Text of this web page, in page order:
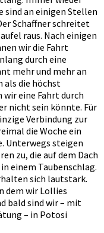
sind an einigen Stellen
Schaffner schreitet
raus. Nach einigen
wir die Fahrt
durch eine
mehr und mehr an
als die höchst
eine Fahrt durch
nicht sein könnte. Für
Verbindung zur
die Woche ein
Unterwegs steigen
zu, die auf dem Dach
einem Taubenschlag.
sich lautstark.
dem wir Lollies
bald sind wir – mit
– in Potosi